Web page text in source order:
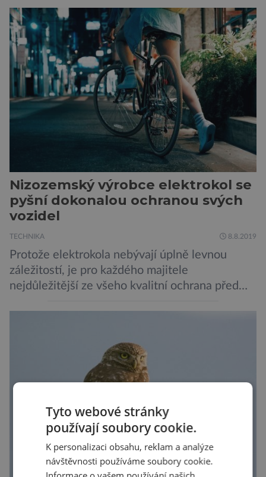
Ceje. Lucie Jirásková z Českého
egyptologického ústavu FF UK řekla, že je
v plánu také zpracování vykopaných předmětů.
„V průběhu výzkumů není moc času na
zpracování nálezů. Necháváme si na to tedy
měsíc, kdy […]
Nizozemský výrobce elektrokol se
pyšní dokonalou ochranou svých
vozidel
TECHNIKA 8.8.2019
Protože elektrokola nebývají úplně levnou
záležitostí, je pro každého majitele
nejdůležitější ze všeho kvalitní ochrana před
Skutečně nepřehání? Pokud se podrobněji
podíváme na ochranu jejich elektrokol
Electrified S2 a X2, pak je […]
Tyto webové stránky
používají soubory cookie.
K personalizaci obsahu, reklam a analýze
návštěvnosti používáme soubory cookie.